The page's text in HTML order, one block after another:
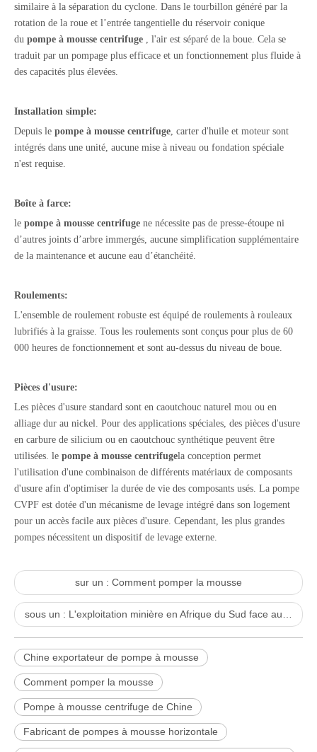
similaire à la séparation du cyclone. Dans le tourbillon généré par la
rotation de la roue et l’entrée tangentielle du réservoir conique
du pompe à mousse centrifuge , l'air est séparé de la boue. Cela se
traduit par un pompage plus efficace et un fonctionnement plus fluide à
des capacités plus élevées.
Installation simple:
Depuis le pompe à mousse centrifuge , carter d'huile et moteur sont
intégrés dans une unité, aucune mise à niveau ou fondation spéciale
n'est requise.
Boîte à farce:
le pompe à mousse centrifuge ne nécessite pas de presse-étoupe ni
d’autres joints d’arbre immergés, aucune simplification supplémentaire
de la maintenance et aucune eau d’étanchéité.
Roulements:
L'ensemble de roulement robuste est équipé de roulements à rouleaux
lubrifiés à la graisse. Tous les roulements sont conçus pour plus de 60
000 heures de fonctionnement et sont au-dessus du niveau de boue.
Pièces d'usure:
Les pièces d'usure standard sont en caoutchouc naturel mou ou en
alliage dur au nickel. Pour des applications spéciales, des pièces d'usure
en carbure de silicium ou en caoutchouc synthétique peuvent être
utilisées. le pompe à mousse centrifugela conception permet
l'utilisation d'une combinaison de différents matériaux de composants
d'usure afin d'optimiser la durée de vie des composants usés. La pompe
CVPF est dotée d'un mécanisme de levage intégré dans son logement
pour un accès facile aux pièces d'usure. Cependant, les plus grandes
pompes nécessitent un dispositif de levage externe.
sur un : Comment pomper la mousse
sous un : L'exploitation minière en Afrique du Sud face aux opportunités de développement offertes par la nouvelle révolution industrielle
Chine exportateur de pompe à mousse
Comment pomper la mousse
Pompe à mousse centrifuge de Chine
Fabricant de pompes à mousse horizontale